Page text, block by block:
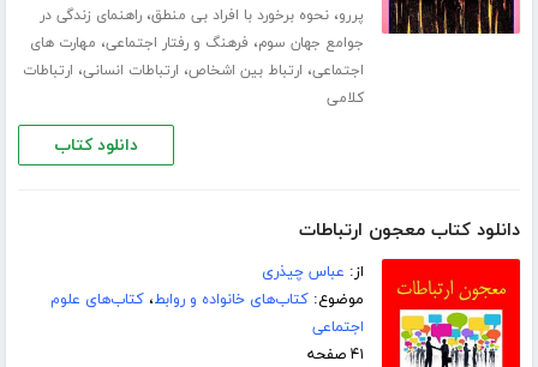
پررو،نحوه برخورد با افراد بی منطق،راهنمای زندگی در
جوامع جهان سوم، فرهنگ و رفتار اجتماعی، مهارت های
اجتماعی، ارتباط بین اشخاص، ارتباطات انسانی، ارتباطات
کلامی
دانلود کتاب
دانلود کتاب معجون ارتباطات
از: عباس چیذری
موضوع:کتاب‌های خانواده و روابط،کتاب‌های علوم
اجتماعی
۴۱ صفحه